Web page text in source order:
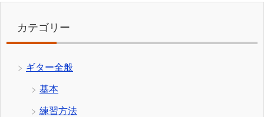
カテゴリー
ギター全般
基本
練習方法